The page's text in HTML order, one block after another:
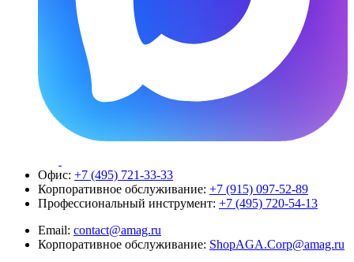
Офис: +7 (495) 721-33-33
Корпоративное обслуживание: +7 (915) 097-52-89
Профессиональный инструмент: +7 (495) 720-54-13
Email: contact@amag.ru
Корпоративное обслуживание: ShopAGA.Corp@amag.ru